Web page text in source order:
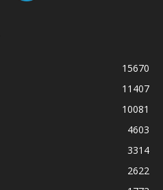
15670
11407
10081
4603
3314
2622